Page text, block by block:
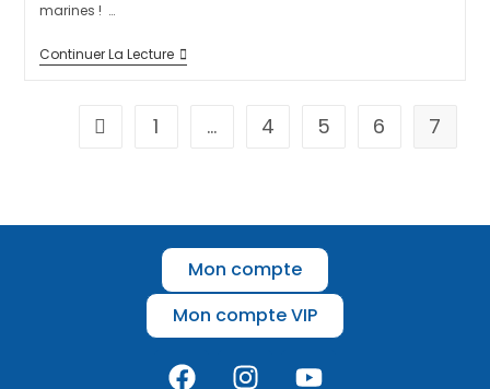
marines ! …
Continuer La Lecture
1 … 4 5 6 7
Mon compte
Mon compte VIP